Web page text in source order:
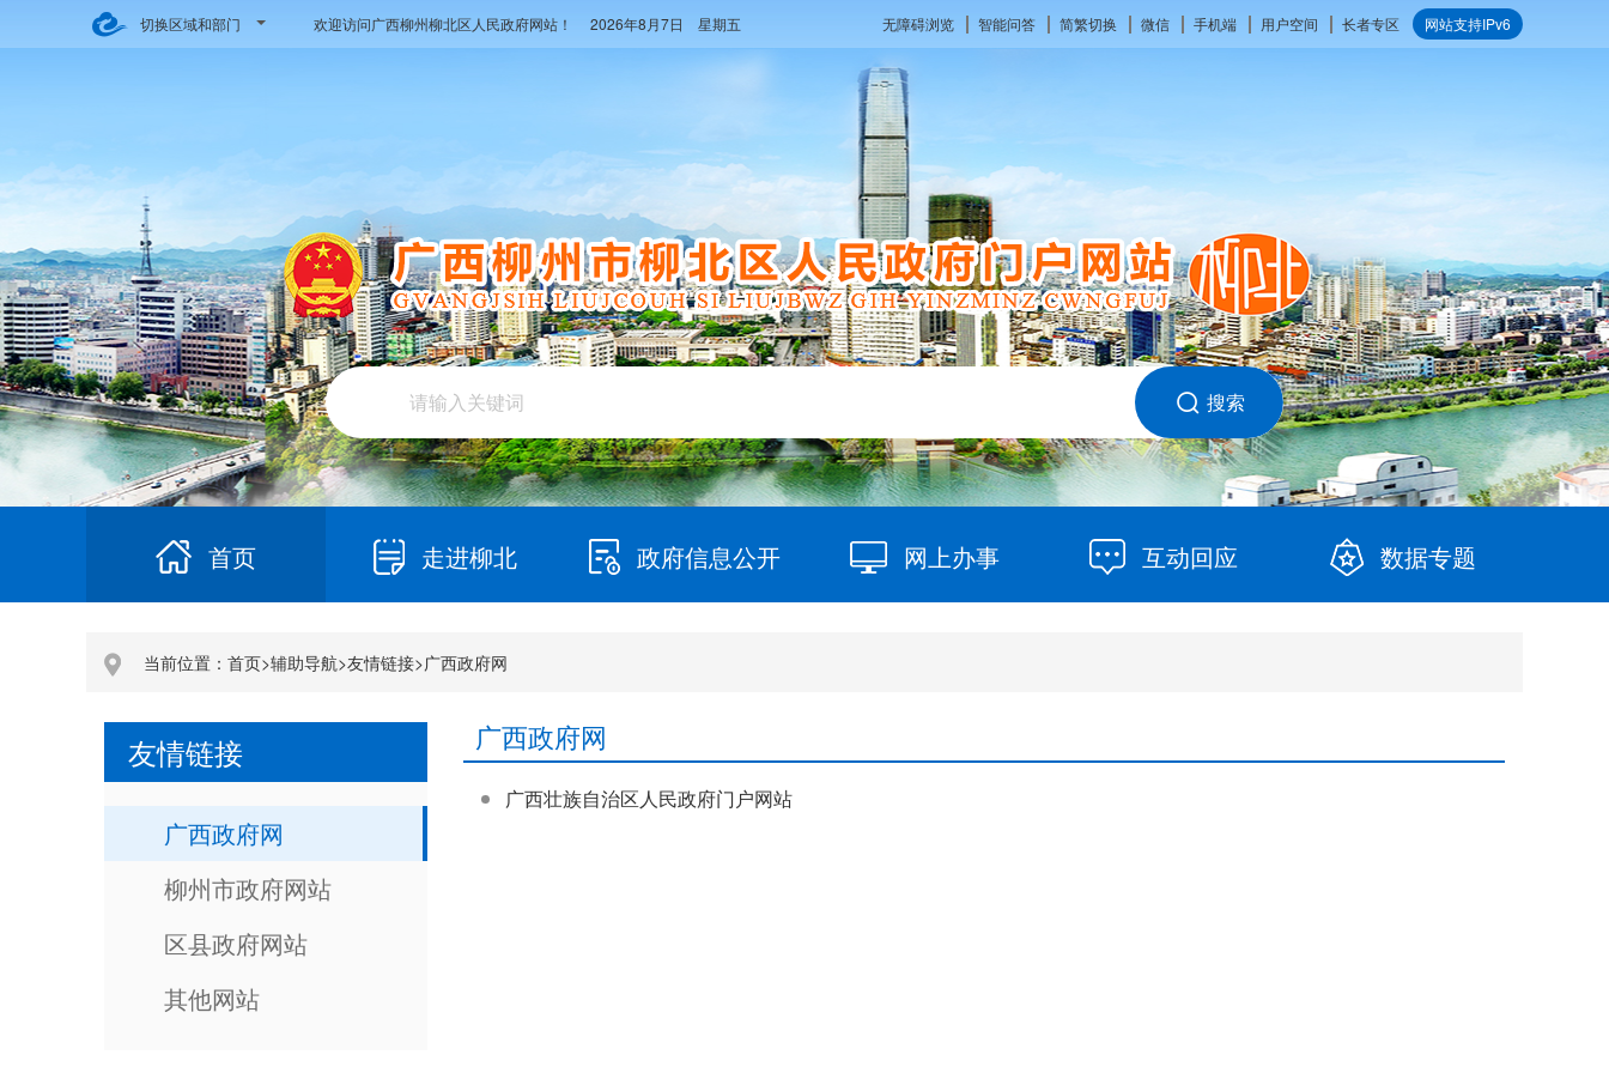
切换区域和部门 无障碍浏览 智能问答 简繁切换 微信 手机端 用户空间 长者专区 网站支持IPv6
欢迎访问广西柳州柳北区人民政府网站！ 2026年8月7日 星期五
搜索
首页 走进柳北 政府信息公开 网上办事 互动回应 数据专题
当前位置： 首页>辅助导航>友情链接>广西政府网
友情链接
广西政府网
柳州市政府网站
区县政府网站
其他网站
广西政府网
广西壮族自治区人民政府门户网站